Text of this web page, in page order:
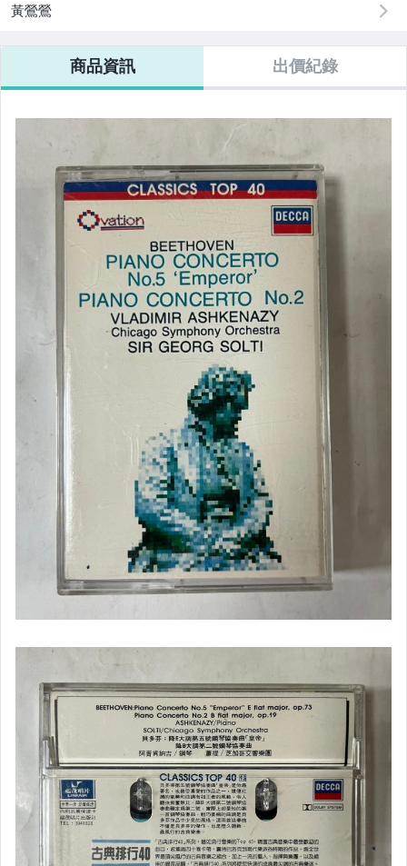
郵.幣.券
勳章.書信.照片.證.文史
地圖.海報
黑膠唱片
VCD.DVD
文具週邊.書籤.明信片
銅板舊冊
生活雜貨
布袋戲玩偶.公仔
遊戲攻略本
黃鶯鶯
商品資訊 出價紀錄